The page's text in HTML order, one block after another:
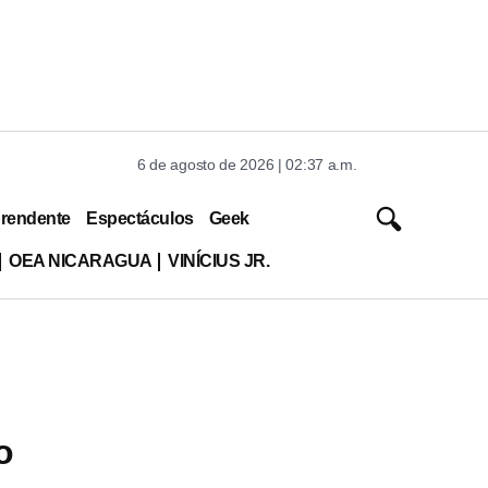
6 de agosto de 2026 | 02:37 a.m.
Espectáculos Geek
OEA NICARAGUA VINÍCIUS JR.